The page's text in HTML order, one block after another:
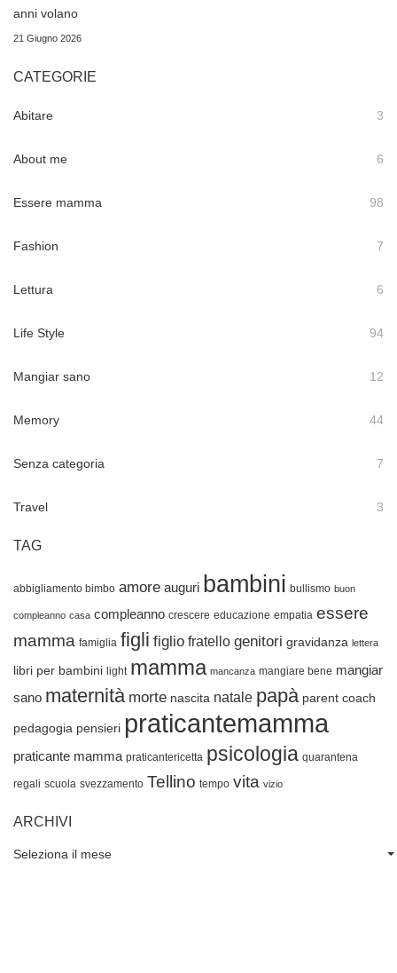
anni volano
21 Giugno 2026
CATEGORIE
Abitare 3
About me 6
Essere mamma 98
Fashion 7
Lettura 6
Life Style 94
Mangiar sano 12
Memory 44
Senza categoria 7
Travel 3
TAG
abbigliamento bimbo amore auguri bambini bullismo buon
compleanno casa compleanno crescere educazione empatia essere
mamma famiglia figli figlio fratello genitori gravidanza lettera
libri per bambini light mamma mancanza mangiare bene mangiar
sano maternità morte nascita natale papà parent coach
pedagogia pensieri praticantemamma
praticante mamma praticantericetta psicologia quarantena
regali scuola svezzamento Tellino tempo vita vizio
ARCHIVI
Archivi
Seleziona il mese